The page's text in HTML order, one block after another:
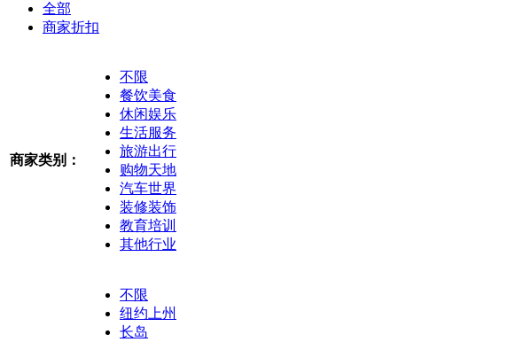
全部
商家折扣
商家类别：
不限
餐饮美食
休闲娱乐
生活服务
旅游出行
购物天地
汽车世界
装修装饰
教育培训
其他行业
不限
纽约上州
长岛